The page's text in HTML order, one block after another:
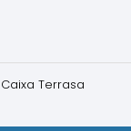
Terrasa